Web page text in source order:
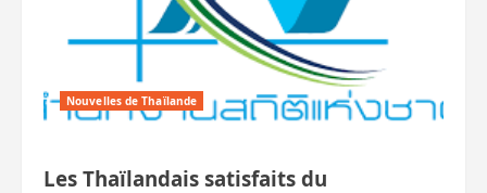
élections
frauduleuses
passé
Nouvelles de Thaïlande
Les Thaïlandais satisfaits du